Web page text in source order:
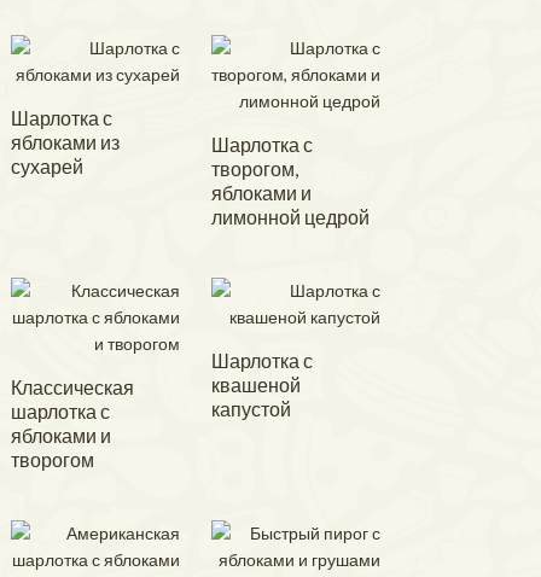
Шарлотка с
яблоками из
сухарей
Шарлотка с
творогом,
яблоками и
лимонной цедрой
Классическая
шарлотка с
яблоками и
творогом
Шарлотка с
квашеной
капустой